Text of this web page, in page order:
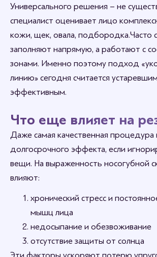
Универсального решения – не
специалист оценивает лицо
кожи, щек, овала, подбородка. Часто
заполняют напрямую, а работают с
зонами. Именно поэтому подход
линию» сегодня считается
эффективным.
Что еще влияет на
Даже самая качественная процедура
долгосрочного эффекта, если
вещи. На выраженность носогубной
влияют:
хронический стресс и
мышц лица
недосыпание и обезвоживание
отсутствие защиты от солнца